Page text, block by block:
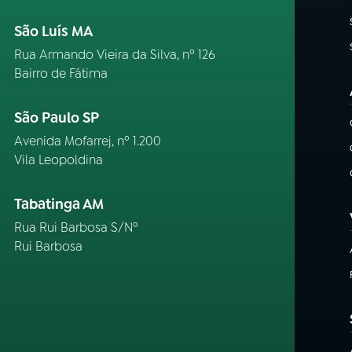
São Luís MA
Rua Armando Vieira da Silva, nº 126
Bairro de Fátima
São Paulo SP
Avenida Mofarrej, nº 1.200
Vila Leopoldina
Tabatinga AM
Rua Rui Barbosa S/Nº
Rui Barbosa